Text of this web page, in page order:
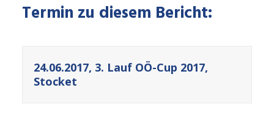
Termin zu diesem Bericht:
24.06.2017, 3. Lauf OÖ-Cup 2017,
Stocket